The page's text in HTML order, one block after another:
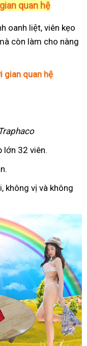
quan hệ
oanh liệt, viên kẹo
còn làm cho nàng
gian quan hệ
lớn 32 viên.
không vị và không